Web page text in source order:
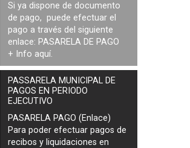
Si ya dispone de documento
de pago, puede efectuar el
pago a través del siguiente
enlace: PASARELA DE PAGO
+ Info aquí.
PASSARELA MUNICIPAL DE
PAGOS EN PERIODO
EJECUTIVO
PASARELA PAGO (Enlace)
Para poder efectuar pagos de
recibos y liquidaciones en